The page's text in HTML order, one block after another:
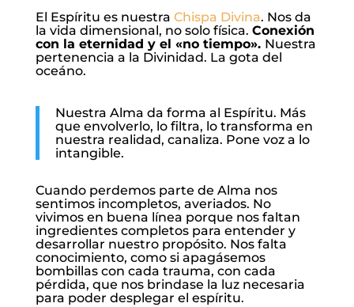
El Espíritu es nuestra Chispa Divina. Nos da
la vida dimensional, no solo física. Conexión
con la eternidad y el «no tiempo». Nuestra
pertenencia a la Divinidad. La gota del
oceáno.
Nuestra Alma da forma al Espíritu. Más
que envolverlo, lo filtra, lo transforma en
nuestra realidad, canaliza. Pone voz a lo
intangible.
Cuando perdemos parte de Alma nos
sentimos incompletos, averiados. No
vivimos en buena línea porque nos faltan
ingredientes completos para entender y
desarrollar nuestro propósito. Nos falta
conocimiento, como si apagásemos
bombillas con cada trauma, con cada
pérdida, que nos brindase la luz necesaria
para poder desplegar el espíritu.